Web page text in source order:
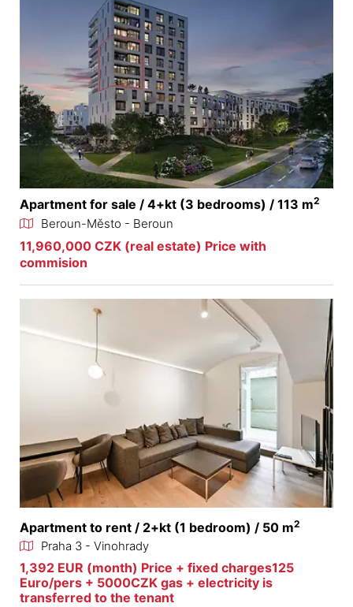
Apartment for sale / 4+kt (3 bedrooms) / 113 m2
Beroun-Město - Beroun
11,960,000 CZK (real estate) Price with
commision
Apartment to rent / 2+kt (1 bedroom) / 50 m2
Praha 3 - Vinohrady
1,392 EUR (month) Price + fixed charges125
Euro/pers + 5000CZK gas + electricity is
transferred to the tenant